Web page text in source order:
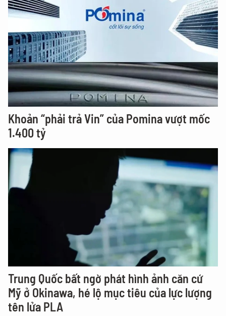
Khoản “phải trả Vin” của Pomina vượt mốc
1.400 tỷ
Trung Quốc bất ngờ phát hình ảnh căn cứ
Mỹ ở Okinawa, hé lộ mục tiêu của lực lượng
tên lửa PLA